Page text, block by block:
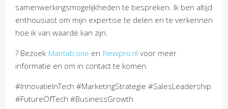
samenwerkingsmogelijkheden te bespreken. Ik ben altijd
enthousiast om mijn expertise te delen en te verkennen
hoe ik van waarde kan zijn.
? Bezoek Mantab.one en Newpro.nl voor meer
informatie en om in contact te komen.
#InnovatieInTech #MarketingStrategie #SalesLeadership
#FutureOfTech #BusinessGrowth